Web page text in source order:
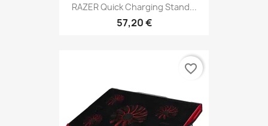
RAZER Quick Charging Stand...
57,20 €
favorite_border